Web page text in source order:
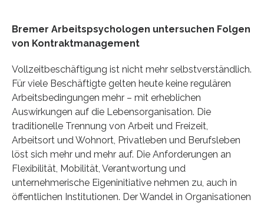
Bremer Arbeitspsychologen untersuchen Folgen
von Kontraktmanagement
Vollzeitbeschäftigung ist nicht mehr selbstverständlich.
Für viele Beschäftigte gelten heute keine regulären
Arbeitsbedingungen mehr – mit erheblichen
Auswirkungen auf die Lebensorganisation. Die
traditionelle Trennung von Arbeit und Freizeit,
Arbeitsort und Wohnort, Privatleben und Berufsleben
löst sich mehr und mehr auf. Die Anforderungen an
Flexibilität, Mobilität, Verantwortung und
unternehmerische Eigeninitiative nehmen zu, auch in
öffentlichen Institutionen. Der Wandel in Organisationen